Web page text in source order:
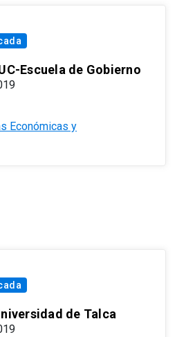
Escuela de Gobierno
Económicas y
de Talca